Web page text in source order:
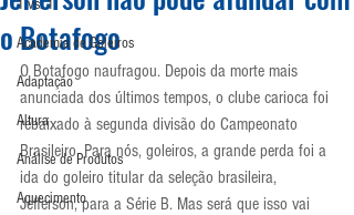
1 vs. 1
Academia de Goleiros
Adaptação
Altura
Análise de Produtos
Aquecimento
o Botafogo
O Botafogo naufragou. Depois da morte mais
anunciada dos últimos tempos, o clube carioca foi
rebaixado à segunda divisão do Campeonato
Brasileiro. Para nós, goleiros, a grande perda foi a
ida do goleiro titular da seleção brasileira,
Jefferson, para a Série B. Mas será que isso vai